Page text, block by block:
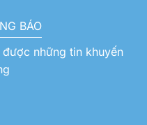
BÁO
những tin khuyến